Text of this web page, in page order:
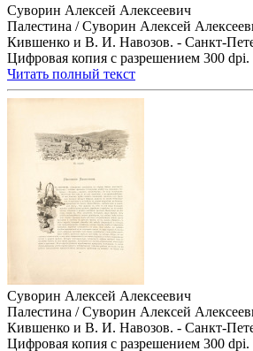
Суворин Алексей Алексеевич
Палестина / Суворин Алексей
Кившенко и В. И. Навозов. - Санкт-
Цифровая копия с разрешением 300 dpi.
Читать полный текст
Суворин Алексей Алексеевич
Палестина / Суворин Алексей
Кившенко и В. И. Навозов. - Санкт-
Цифровая копия с разрешением 300 dpi.